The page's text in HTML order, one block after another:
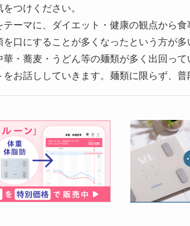
つけください。
ーマに、ダイエット・健康の観点から
口にすることが多くなったという方が多
・蕎麦・うどん等の麺類が多く出回って
お話ししていきます。麺類に限らず、